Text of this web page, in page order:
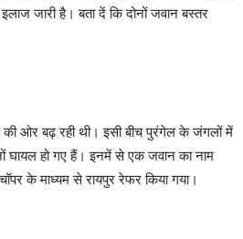
जारी है। बता दें कि दोनों जवान बस्तर
ओर बढ़ रही थी। इसी बीच पुरंगेल के जंगलों में
घायल हो गए हैं। इनमें से एक जवान का नाम
के माध्यम से रायपुर रेफर किया गया।